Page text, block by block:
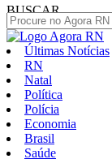
BUSCAR
Últimas Notícias
RN
Natal
Política
Polícia
Economia
Brasil
Saúde